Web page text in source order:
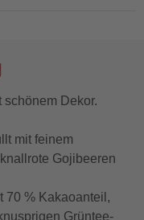
Dekor.
mit feinem
Gojibeeren
70 % Kakaoanteil,
Grüntee-